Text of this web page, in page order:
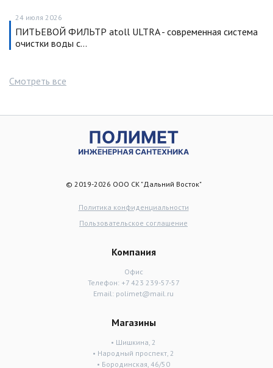
24 июля 2026
ПИТЬЕВОЙ ФИЛЬТР atoll ULTRA - современная система
очистки воды с…
Смотреть все
© 2019-2026 ООО СК "Дальний Восток"
Политика конфиденциальности
Пользовательское соглашение
Компания
Офис
Телефон: +7 423 239-57-57
Email: polimet@mail.ru
Магазины
• Шишкина, 2
• Народный проспект, 2
• Бородинская, 46/50